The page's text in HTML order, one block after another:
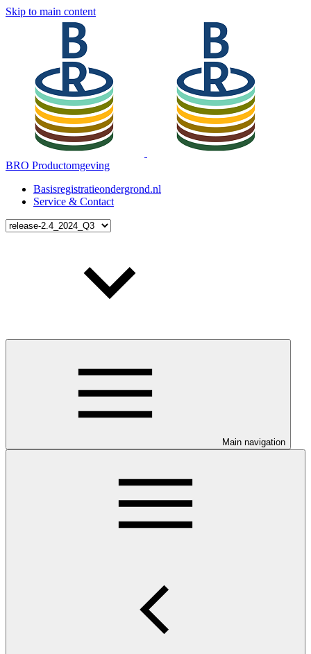
Skip to main content
BRO Productomgeving
Basisregistratieondergrond.nl
Service & Contact
Main navigation